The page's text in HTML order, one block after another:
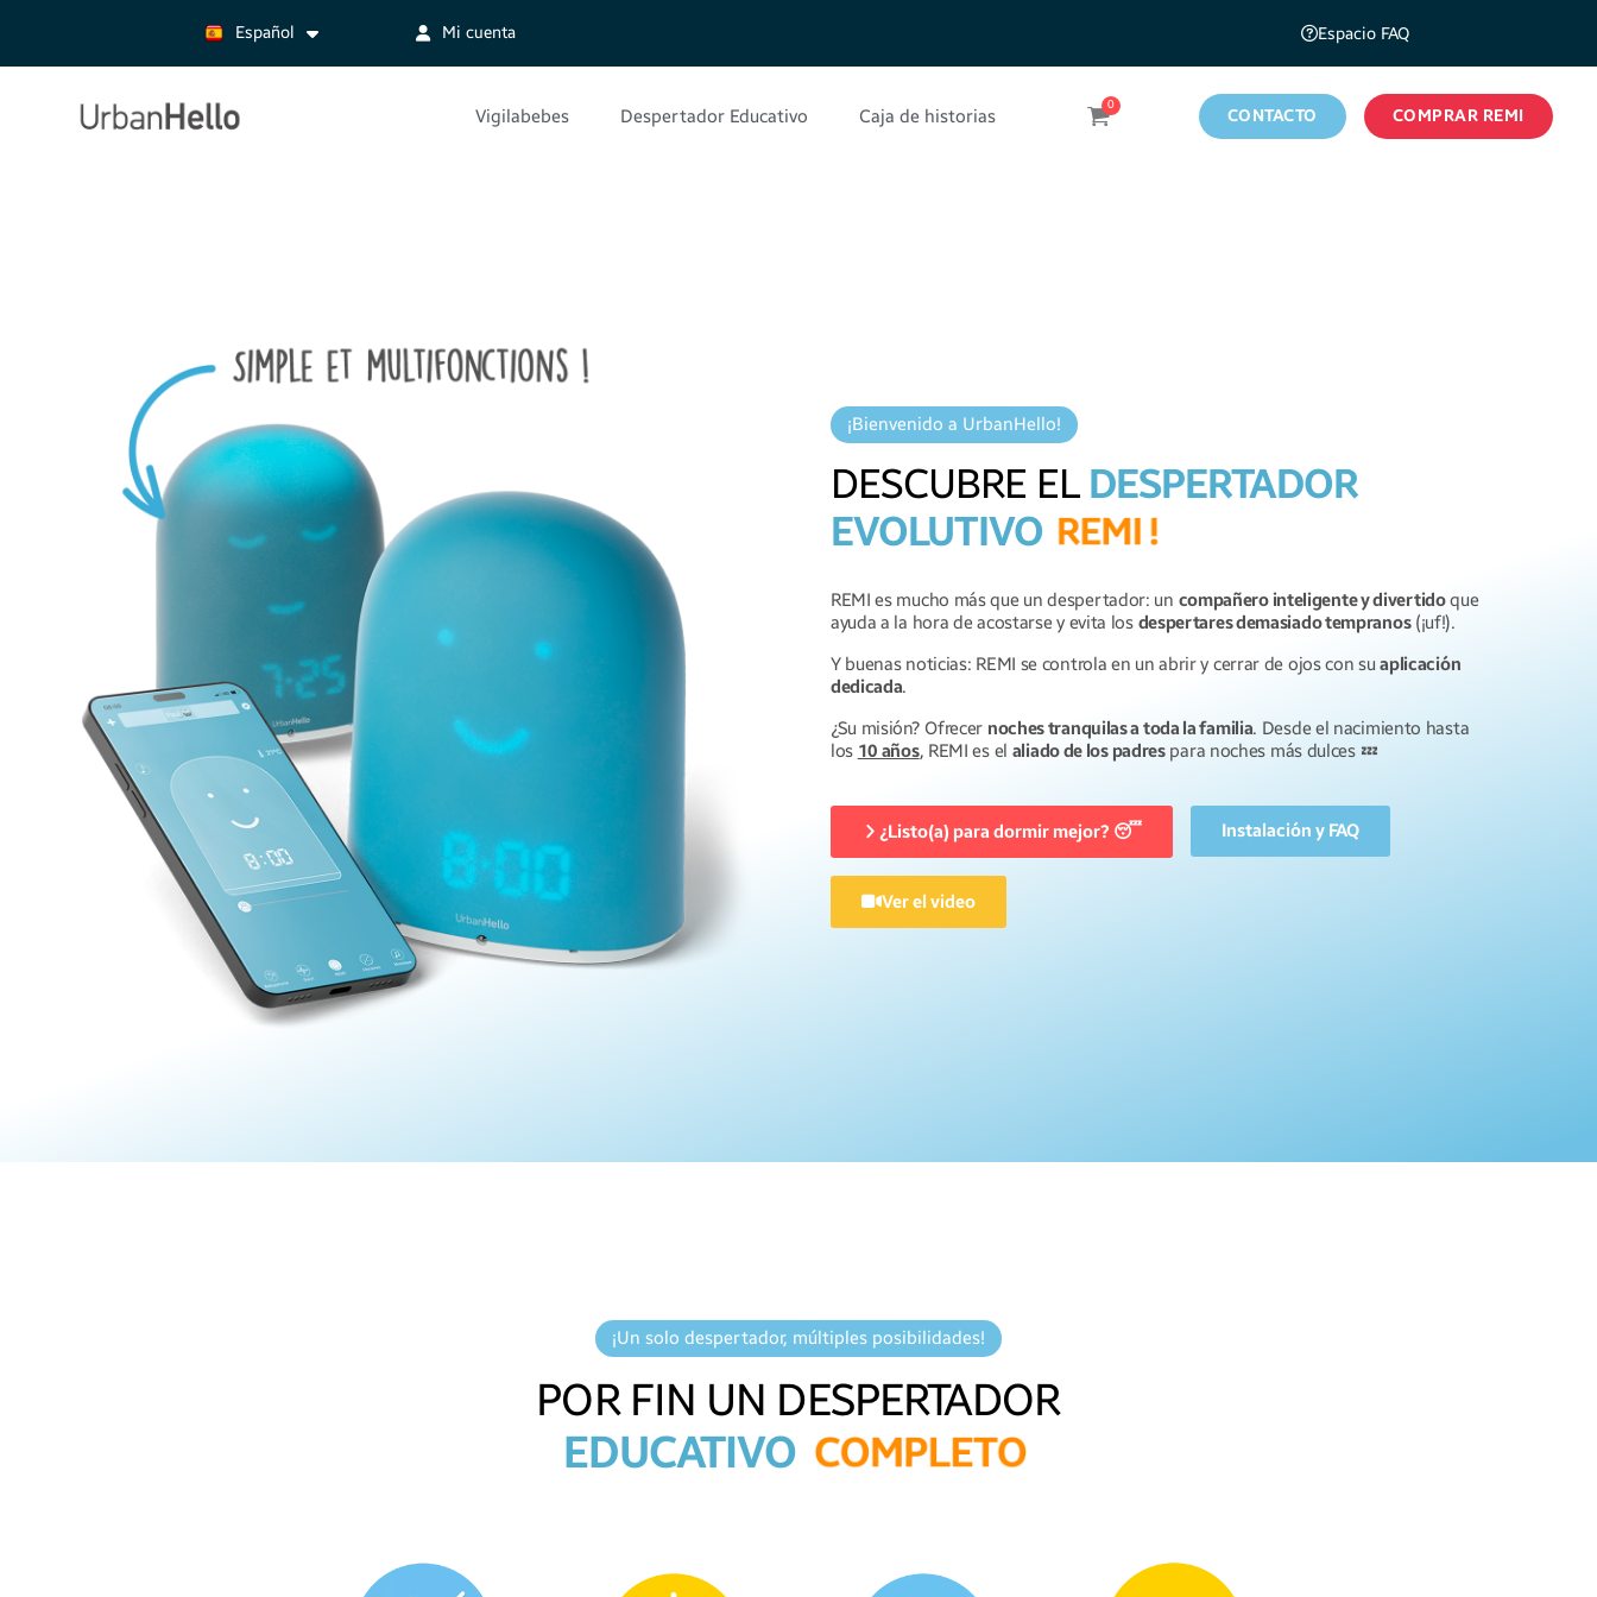
Español Mi cuenta Espacio FAQ
Vigilabebes Despertador Educativo Caja de historias CONTACTO COMPRAR REMI
¡Bienvenido a UrbanHello!
DESCUBRE EL DESPERTADOR
EVOLUTIVO REMI !
REMI es mucho más que un despertador: un compañero inteligente y divertidoque
ayuda a la hora de acostarse y evita los despertares demasiado tempranos(¡uf!).
Y buenas noticias: REMI se controla en un abrir y cerrar de ojos con suaplicación
dedicada.
¿Su misión? Ofrecer noches tranquilas a toda la familia. Desde el nacimiento hasta
los 10 años, REMI es el aliado de los padrespara noches más dulces 💤
¿Listo(a) para dormir mejor? 😴 Instalación y FAQ
Ver el video
¡Un solo despertador, múltiples posibilidades!
POR FIN UN DESPERTADOR
EDUCATIVO COMPLETO